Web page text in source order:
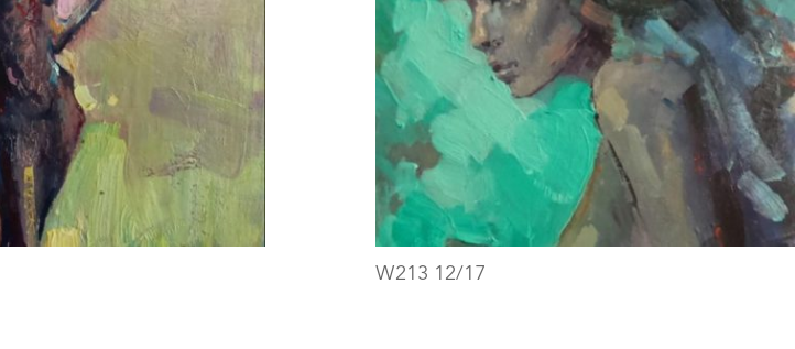
W213 12/17